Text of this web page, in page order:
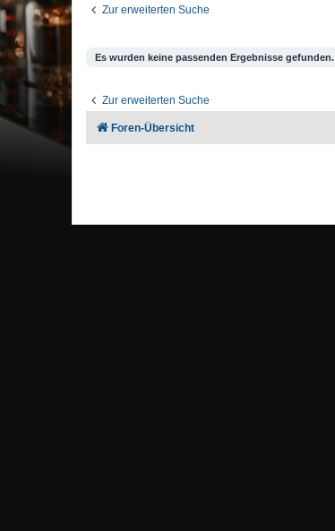
Zur erweiterten Suche
Es wurden keine passenden Ergebnisse gefunden.
Zur erweiterten Suche
Foren-Übersicht